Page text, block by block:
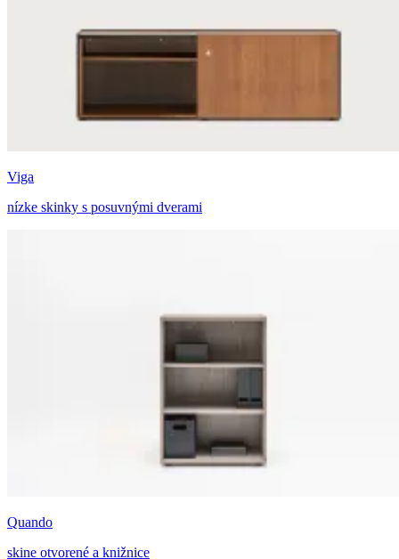
Viga
nízke skinky s posuvnými dverami
Quando
skine otvorené a knižnice